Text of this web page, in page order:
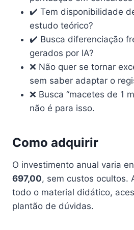
✔️ Tem disponibilidade
estudo teórico?
✔️ Busca diferenciação
gerados por IA?
❌ Não quer se tornar
sem saber adaptar o
❌ Busca “macetes de 1
não é para isso.
Como adquirir
O investimento anual varia
697,00, sem custos ocultos.
todo o material didático,
plantão de dúvidas.